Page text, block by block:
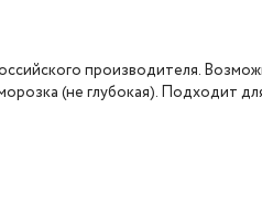
производителя.
(не глубокая). Подходит для